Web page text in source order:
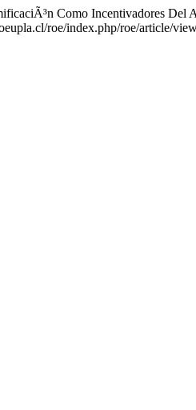
Como Incentivadores
roe/index.php/roe/article/